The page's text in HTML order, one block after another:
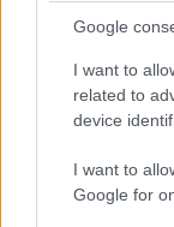
Google
I want to
related to
device
I want to
Google for
Kontiolahden
Kultatili Oy ❯
Kuusamon
Kuusamon